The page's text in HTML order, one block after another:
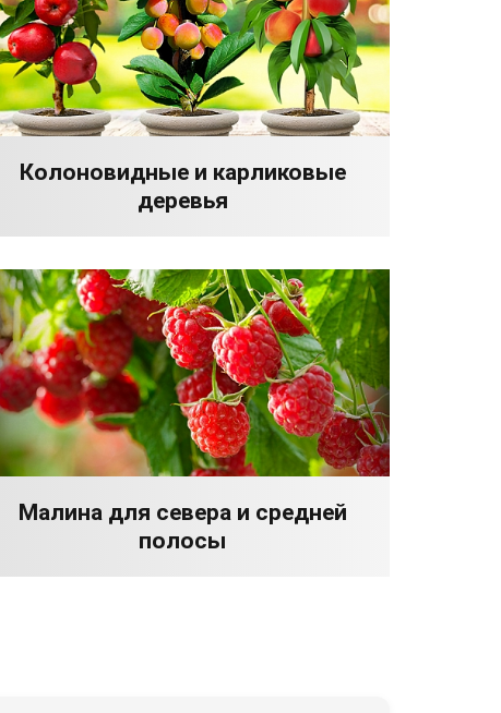
Колоновидные и карликовые
деревья
Малина для севера и средней
полосы